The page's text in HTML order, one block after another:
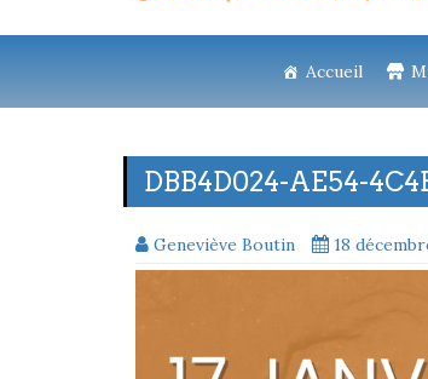
Accueil
DBB4D024-AE54-
Geneviève Boutin 18